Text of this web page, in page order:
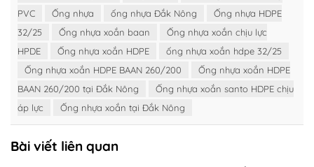
PVC
Ống nhựa ống nhựa Đắk Nông
Ống nhựa HDPE
32/25
Ống nhựa xoắn baan
Ống nhựa xoắn chịu lực
HPDE
Ống nhựa xoắn HDPE
ống nhựa xoắn hdpe 32/25
Ống nhựa xoắn HDPE BAAN 260/200
Ống nhựa xoắn HDPE
BAAN 260/200 tại Đắk Nông
Ống nhựa xoắn santo HDPE chịu
áp lực
Ống nhựa xoắn tại Đắk Nông
Bài viết liên quan